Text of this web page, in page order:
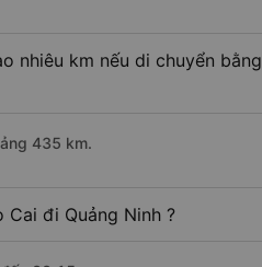
nhiêu km nếu di chuyển bằng
435 km.
Cai đi Quảng Ninh ?